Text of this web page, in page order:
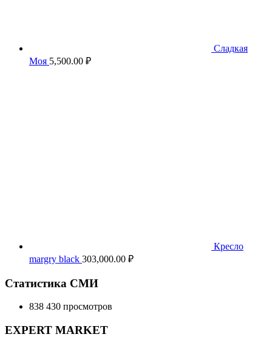
Сладкая
Моя 5,500.00 ₽
Кресло
margry black 303,000.00 ₽
Статистика СМИ
838 430 просмотров
EXPERT MARKET